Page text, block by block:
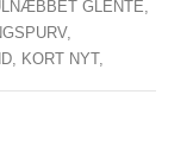
GLENTE,
KORT NYT,